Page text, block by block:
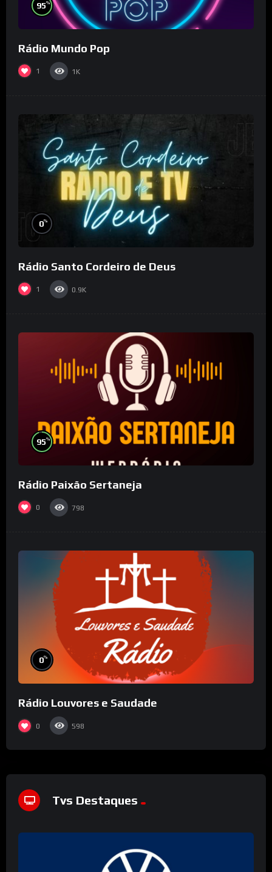
95%
Rádio Mundo Pop
1 1K
0%
Rádio Santo Cordeiro de Deus
1 0.9K
95%
Rádio Paixão Sertaneja
0 798
0%
Rádio Louvores e Saudade
0 598
Tvs Destaques